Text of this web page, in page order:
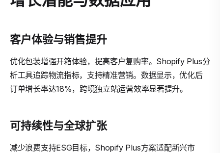
客户体验与销售提升
优化包装增强开箱体验，提高客户复购率。Shopify Plus分
析工具追踪物流指标，支持精准营销。数据显示，优化后
订单增长率达18%，跨境独立站运营效率显著提升。
可持续性与全球扩张
减少浪费支持ESG目标，Shopify Plus方案适配新兴市